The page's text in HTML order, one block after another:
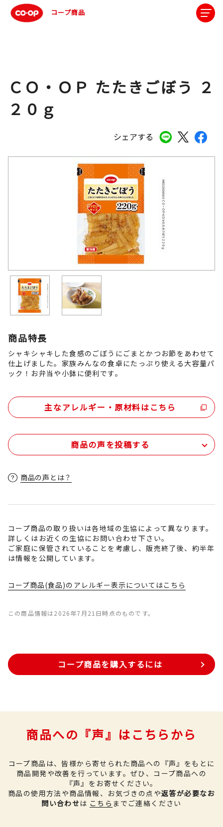
コープ商品
シェアする
ＣＯ・ＯＰ たたきごぼう ２
２０ｇ
商品特長
シャキシャキした食感のごぼうにごまとかつお節をあわせて
仕上げました。家族みんなの食卓にたっぷり使える大容量パ
ック！お弁当や小鉢に便利です。
主なアレルギー・原材料はこちら
商品の声を投稿する
商品の声とは？
コープ商品の取り扱いは各地域の生協によって異なります。
詳しくはお近くの生協にお問い合わせ下さい。
ご家庭に保管されていることを考慮し、販売終了後、約半年
は情報を公開しています。
コープ商品(食品)のアレルギー表示についてはこちら
この商品情報は2026年7月21日時点のものです。
コープ商品を購入するには
商品への『声』はこちらから
コープ商品は、皆様から寄せられた商品への『声』をもとに
商品開発や改善を行っています。 ぜひ、コープ商品への
『声』をお寄せください。
商品の使用方法や商品情報、お気づきの点や返答が必要なお
問い合わせは こちら までご連絡ください